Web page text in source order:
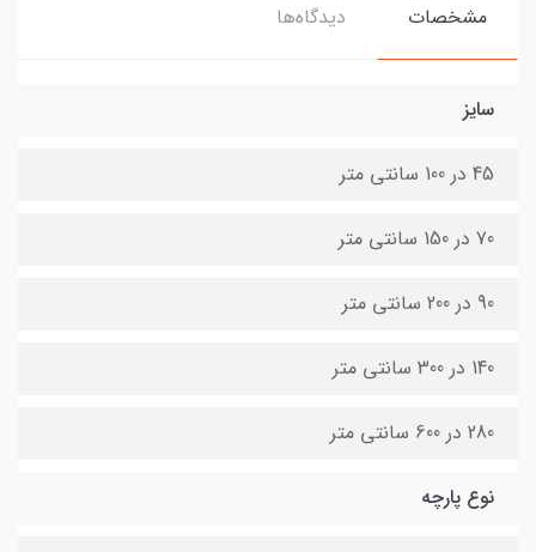
مشخصات دیدگاه‌ها
سایز
45 در 100 سانتی متر
70 در 150 سانتی متر
90 در 200 سانتی متر
140 در 300 سانتی متر
280 در 600 سانتی متر
نوع پارچه